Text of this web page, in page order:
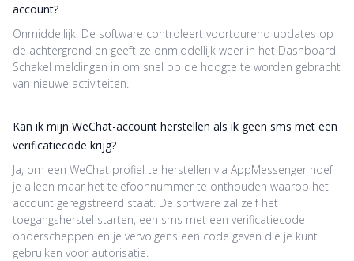
account?
Onmiddellijk! De software controleert voortdurend updates op
de achtergrond en geeft ze onmiddellijk weer in het Dashboard.
Schakel meldingen in om snel op de hoogte te worden gebracht
van nieuwe activiteiten.
Kan ik mijn WeChat-account herstellen als ik geen sms met een
verificatiecode krijg?
Ja, om een WeChat profiel te herstellen via AppMessenger hoef
je alleen maar het telefoonnummer te onthouden waarop het
account geregistreerd staat. De software zal zelf het
toegangsherstel starten, een sms met een verificatiecode
onderscheppen en je vervolgens een code geven die je kunt
gebruiken voor autorisatie.